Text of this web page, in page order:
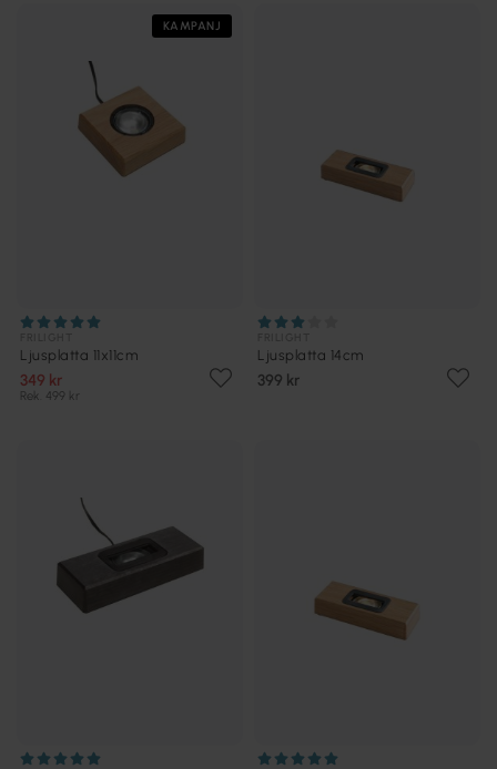
KAMPANJ
Ljusplatta 11x11cm
349 kr
Rek. 499 kr
Ljusplatta 14cm
399 kr